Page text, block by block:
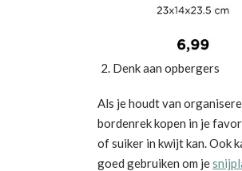
Denk aan opbergers
Als je houdt van
bordenrek kopen in je
of suiker in kwijt kan. Ook
goed gebruiken om je